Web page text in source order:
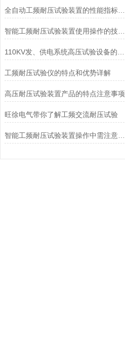
全自动工频耐压试验装置的性能指标包括哪些
智能工频耐压试验装置使用操作的技术指导
工频耐压试验仪的特点和优势详解
高压耐压试验装置产品的特点注意事项
旺徐电气带你了解工频交流耐压试验
智能工频耐压试验装置操作中需注意的问题